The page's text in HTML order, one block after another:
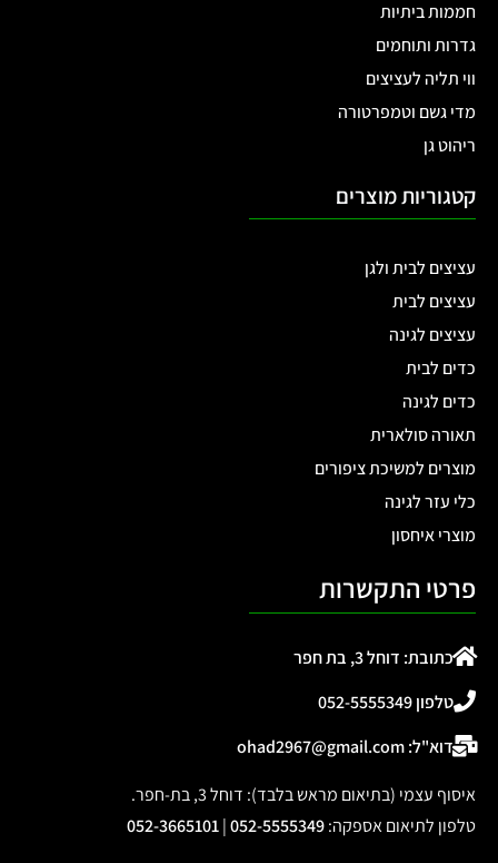
חממות ביתיות
גדרות ותוחמים
ווי תליה לעציצים
מדי גשם וטמפרטורה
ריהוט גן
קטגוריות מוצרים
עציצים לבית ולגן
עציצים לבית
עציצים לגינה
כדים לבית
כדים לגינה
תאורה סולארית
מוצרים למשיכת ציפורים
כלי עזר לגינה
מוצרי איחסון
פרטי התקשרות
כתובת: דוחל 3, בת חפר
טלפון 052-5555349
דוא"ל: ohad2967@gmail.com
איסוף עצמי (בתיאום מראש בלבד): דוחל 3, בת-חפר.
טלפון לתיאום אספקה:
052-5555349
|
052-3665101